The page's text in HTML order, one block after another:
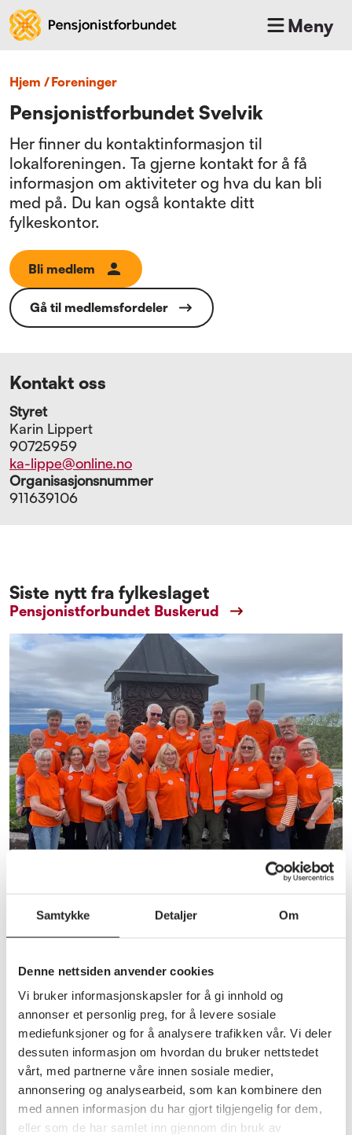
Samtykke Detaljer Om
Denne nettsiden anvender cookies
Vi bruker informasjonskapsler for å gi innhold og
annonser et personlig preg, for å levere sosiale
mediefunksjoner og for å analysere trafikken vår. Vi deler
dessuten informasjon om hvordan du bruker nettstedet
vårt, med partnerne våre innen sosiale medier,
annonsering og analysearbeid, som kan kombinere den
med annen informasjon du har gjort tilgjengelig for dem,
eller som de har samlet inn gjennom din bruk av
Meny
Hjem / foreninger
Pensjonistforbundet Svelvik
Her finner du kontaktinformasjon til
lokalforeningen. Ta gjerne kontakt for å få
informasjon om aktiviteter og hva du kan bli
med på. Du kan også kontakte ditt
fylkeskontor.
Bli medlem
Gå til medlemsfordeler
Kontakt oss
Styret
Karin Lippert
90725959
ka-lippe@online.no
Organisasjonsnummer
911639106
Siste nytt fra fylkeslaget
Pensjonistforbundet Buskerud
Annet
Informasjonsbrev juli 2026
dere gjør.